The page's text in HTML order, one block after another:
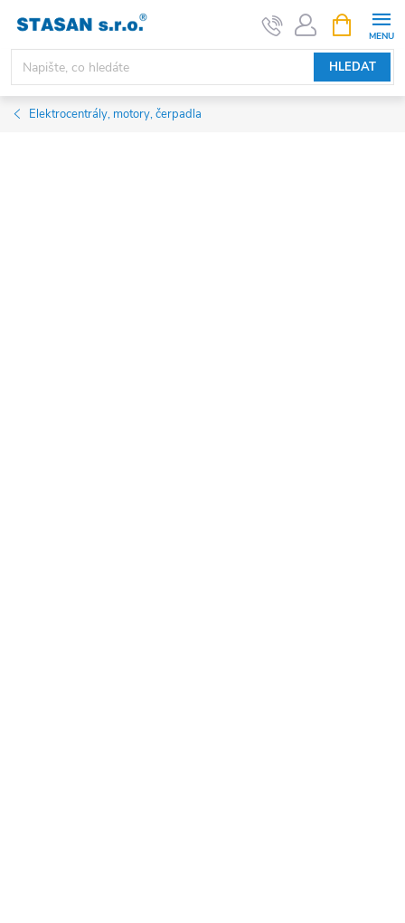
obsah
HLEDAT
NÁKUPNÍ
KOŠÍK
Elektrocentrály, motory, čerpadla